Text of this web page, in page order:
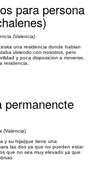
para persona
(Valencia)
una residencia donde hablan
viviendo con nosotros, pero
y poca disposicion a moverse,
residencia.
permanencte
(Valencia)
y su hija(que tiene una
las dos ya que no pueden estar
que no sea muy elevado ya que